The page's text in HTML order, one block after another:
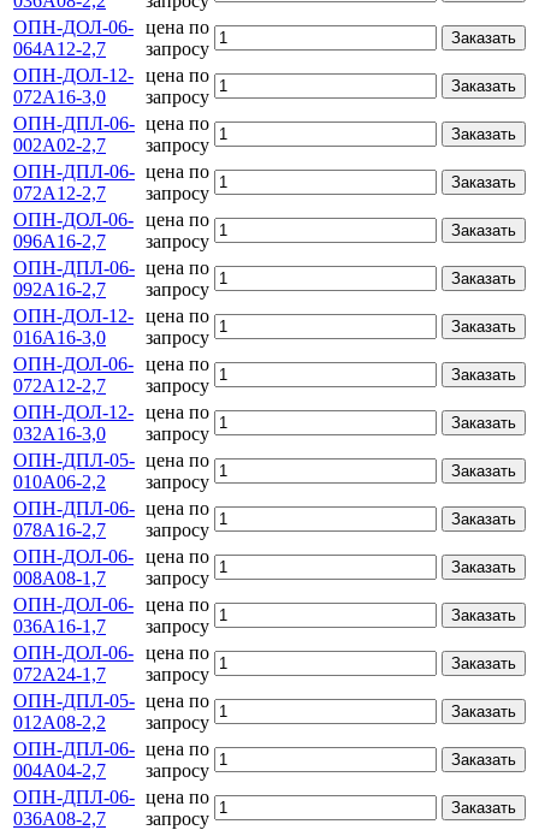
ОПН-ДОЛ-06-
064А12-2,7
цена по
запросу
Заказать
ОПН-ДОЛ-12-
072А16-3,0
цена по
запросу
Заказать
ОПН-ДПЛ-06-
002А02-2,7
цена по
запросу
Заказать
ОПН-ДПЛ-06-
072А12-2,7
цена по
запросу
Заказать
ОПН-ДОЛ-06-
096А16-2,7
цена по
запросу
Заказать
ОПН-ДПЛ-06-
092А16-2,7
цена по
запросу
Заказать
ОПН-ДОЛ-12-
016А16-3,0
цена по
запросу
Заказать
ОПН-ДОЛ-06-
072А12-2,7
цена по
запросу
Заказать
ОПН-ДОЛ-12-
032А16-3,0
цена по
запросу
Заказать
ОПН-ДПЛ-05-
010А06-2,2
цена по
запросу
Заказать
ОПН-ДПЛ-06-
078А16-2,7
цена по
запросу
Заказать
ОПН-ДОЛ-06-
008А08-1,7
цена по
запросу
Заказать
ОПН-ДОЛ-06-
036А16-1,7
цена по
запросу
Заказать
ОПН-ДОЛ-06-
072А24-1,7
цена по
запросу
Заказать
ОПН-ДПЛ-05-
012А08-2,2
цена по
запросу
Заказать
ОПН-ДПЛ-06-
004А04-2,7
цена по
запросу
Заказать
ОПН-ДПЛ-06-
036А08-2,7
цена по
запросу
Заказать